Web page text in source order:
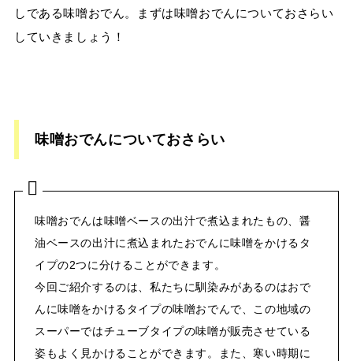
しである味噌おでん。まずは味噌おでんについておさらい
していきましょう！
味噌おでんについておさらい
味噌おでんは味噌ベースの出汁で煮込まれたもの、醤
油ベースの出汁に煮込まれたおでんに味噌をかけるタ
イプの2つに分けることができます。
今回ご紹介するのは、私たちに馴染みがあるのはおで
んに味噌をかけるタイプの味噌おでんで、この地域の
スーパーではチューブタイプの味噌が販売させている
姿もよく見かけることができます。また、寒い時期に